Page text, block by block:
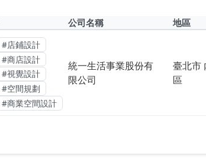
公司名稱 地區
#店鋪設計
#商店設計
#視覺設計
#空間規劃
#商業空間設計
統一生活事業股份有
限公司
臺北市
區